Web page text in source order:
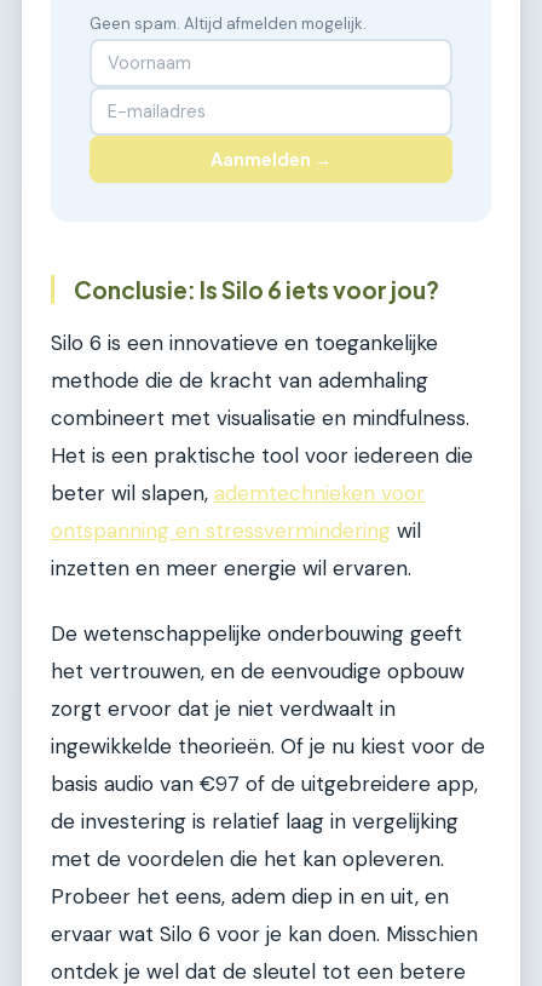
Geen spam. Altijd afmelden mogelijk.
Aanmelden →
Conclusie: Is Silo 6 iets voor jou?
Silo 6 is een innovatieve en toegankelijke
methode die de kracht van ademhaling
combineert met visualisatie en mindfulness.
Het is een praktische tool voor iedereen die
beter wil slapen, ademtechnieken voor
ontspanning en stressvermindering wil
inzetten en meer energie wil ervaren.
De wetenschappelijke onderbouwing geeft
het vertrouwen, en de eenvoudige opbouw
zorgt ervoor dat je niet verdwaalt in
ingewikkelde theorieën. Of je nu kiest voor de
basis audio van €97 of de uitgebreidere app,
de investering is relatief laag in vergelijking
met de voordelen die het kan opleveren.
Probeer het eens, adem diep in en uit, en
ervaar wat Silo 6 voor je kan doen. Misschien
ontdek je wel dat de sleutel tot een betere